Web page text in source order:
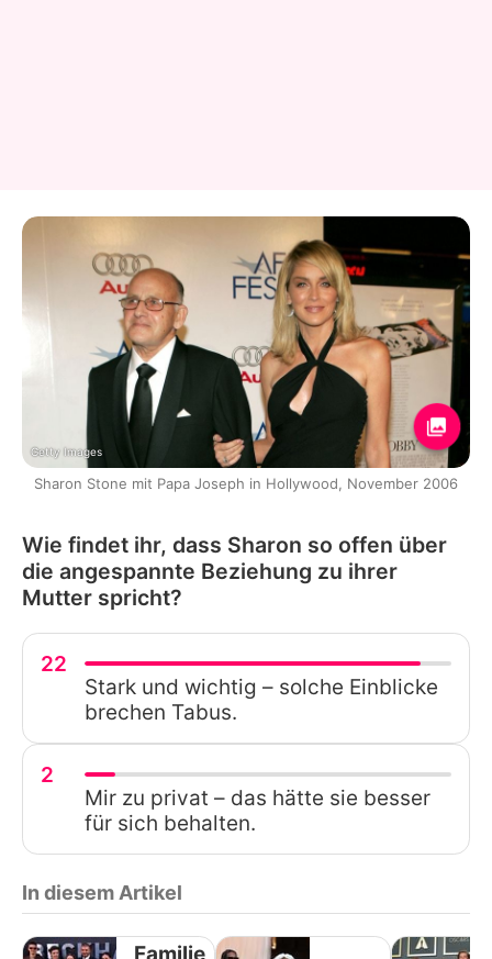
Getty Images
Sharon Stone mit Papa Joseph in Hollywood, November 2006
Wie findet ihr, dass Sharon so offen über
die angespannte Beziehung zu ihrer
Mutter spricht?
22
Stark und wichtig – solche Einblicke
brechen Tabus.
2
Mir zu privat – das hätte sie besser
für sich behalten.
In diesem Artikel